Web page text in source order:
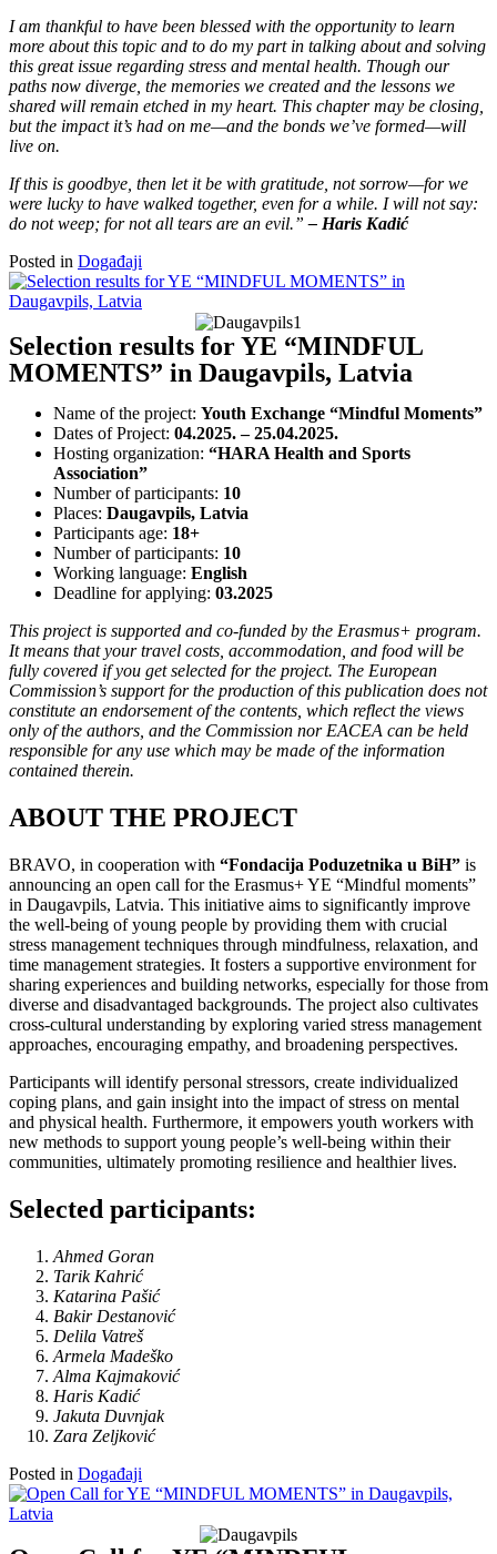
I am thankful to have been blessed with the opportunity to learn
more about this topic and to do my part in talking about and solving
this great issue regarding stress and mental health. Though our
paths now diverge, the memories we created and the lessons we
shared will remain etched in my heart. This chapter may be closing,
but the impact it’s had on me—and the bonds we’ve formed—will
live on.
If this is goodbye, then let it be with gratitude, not sorrow—for we
were lucky to have walked together, even for a while. I will not say:
do not weep; for not all tears are an evil.”– Haris Kadić
Posted in Događaji
Selection results for YE “MINDFUL
MOMENTS” in Daugavpils, Latvia
Name of the project: Youth Exchange “Mindful Moments”
Dates of Project: 04.2025. – 25.04.2025.
Hosting organization: “HARA Health and Sports
Association”
Number of participants: 10
Places: Daugavpils, Latvia
Participants age: 18+
Number of participants: 10
Working language: English
Deadline for applying: 03.2025
This project is supported and co-funded by the Erasmus+ program.
It means that your travel costs, accommodation, and food will be
fully covered if you get selected for the project. The European
Commission’s support for the production of this publication does not
constitute an endorsement of the contents, which reflect the views
only of the authors, and the Commission nor EACEA can be held
responsible for any use which may be made of the information
contained therein.
ABOUT THE PROJECT
BRAVO, in cooperation with “Fondacija Poduzetnika u BiH” is
announcing an open call for the Erasmus+ YE “Mindful moments”
in Daugavpils, Latvia. This initiative aims to significantly improve
the well-being of young people by providing them with crucial
stress management techniques through mindfulness, relaxation, and
time management strategies. It fosters a supportive environment for
sharing experiences and building networks, especially for those from
diverse and disadvantaged backgrounds. The project also cultivates
cross-cultural understanding by exploring varied stress management
approaches, encouraging empathy, and broadening perspectives.
Participants will identify personal stressors, create individualized
coping plans, and gain insight into the impact of stress on mental
and physical health. Furthermore, it empowers youth workers with
new methods to support young people’s well-being within their
communities, ultimately promoting resilience and healthier lives.
Selected participants:
Ahmed Goran
Tarik Kahrić
Katarina Pašić
Bakir Destanović
Delila Vatreš
Armela Madeško
Alma Kajmaković
Haris Kadić
Jakuta Duvnjak
Zara Zeljković
Posted in Događaji